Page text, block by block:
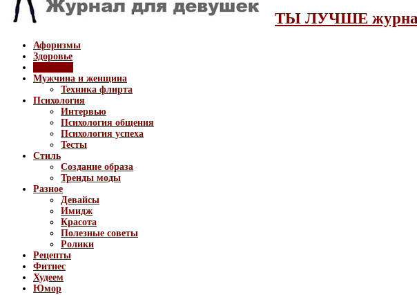
ТЫ ЛУЧШЕ
Афоризмы
Здоровье
Мужчина и женщина
Техника флирта
Психология
Интервью
Психология общения
Психология успеха
Тесты
Стиль
Создание образа
Тренды моды
Разное
Девайсы
Имидж
Красота
Полезные советы
Ролики
Рецепты
Фитнес
Худеем
Юмор